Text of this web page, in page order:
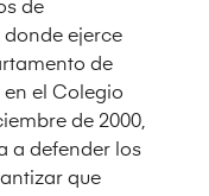
de
donde ejerce
de
el Colegio
de 2000,
a defender los
que